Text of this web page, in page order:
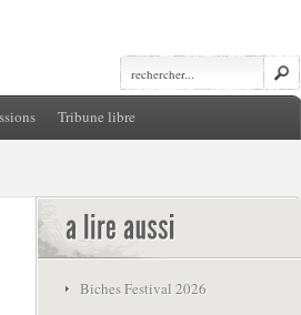
Tribune libre
Biches Festival 2026